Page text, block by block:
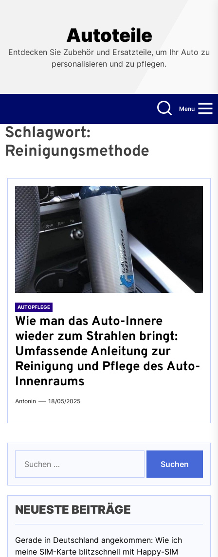
Autoteile
Entdecken Sie Zubehör und Ersatzteile, um Ihr Auto zu
personalisieren und zu pflegen.
Menu
Schlagwort:
Reinigungsmethode
AUTOPFLEGE
Wie man das Auto-Innere
wieder zum Strahlen bringt:
Umfassende Anleitung zur
Reinigung und Pflege des Auto-
Innenraums
Antonin 18/05/2025
nach:
NEUESTE BEITRÄGE
Gerade in Deutschland angekommen: Wie ich
meine SIM-Karte blitzschnell mit Happy-SIM